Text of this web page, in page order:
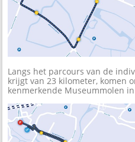
Langs het parcours van de
krijgt van 23 kilometer, komen
kenmerkende Museummolen